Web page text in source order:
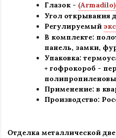
Глазок - (Armadilo)
Угол открывания
Регулируемый
В комплекте:
панель, замки,
Упаковка:
+ гофрокороб -
Применение: в
Производство:
Отделка металлической